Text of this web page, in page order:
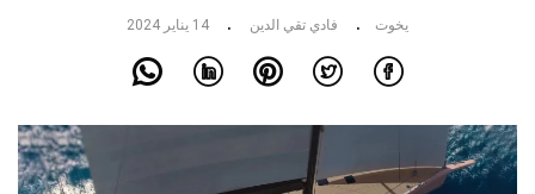
يخوت فادي تقي الدين 14 يناير 2024